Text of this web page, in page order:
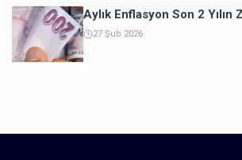
Aylık Enflasyon Son 2 Yılın
27 Şub 2026